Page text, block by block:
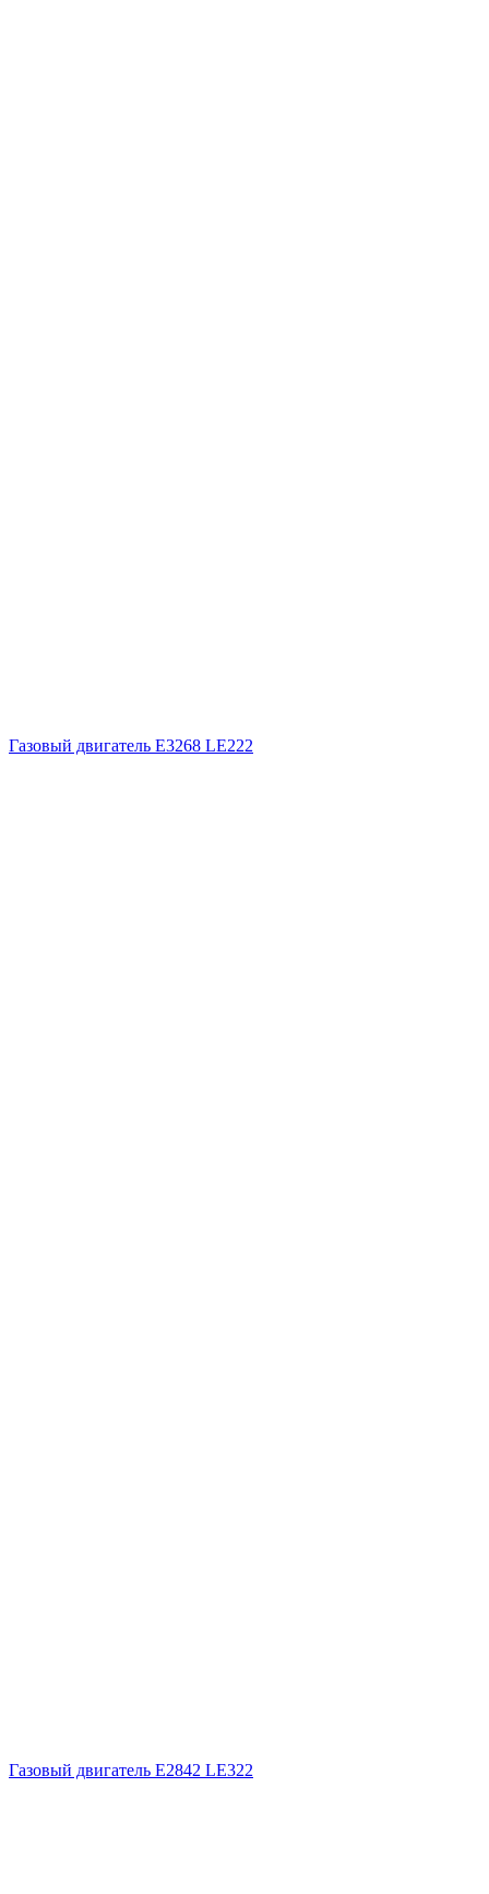
Газовый двигатель E3268 LE222
Газовый двигатель E2842 LE322